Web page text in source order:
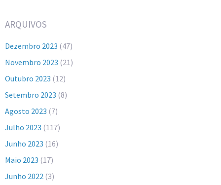
ARQUIVOS
Dezembro 2023 (47)
Novembro 2023 (21)
Outubro 2023 (12)
Setembro 2023 (8)
Agosto 2023 (7)
Julho 2023 (117)
Junho 2023 (16)
Maio 2023 (17)
Junho 2022 (3)